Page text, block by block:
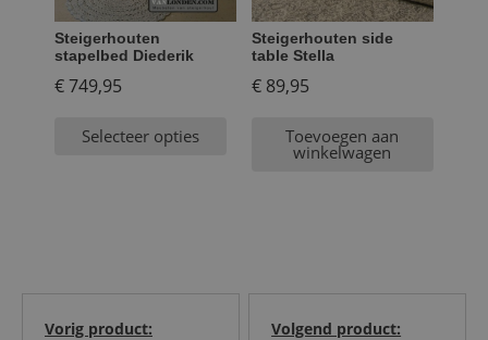
Steigerhouten
stapelbed Diederik
€749,95
Selecteer opties
Steigerhouten side
table Stella
€89,95
Toevoegen aan
winkelwagen
Volgend product:
Vorig product: